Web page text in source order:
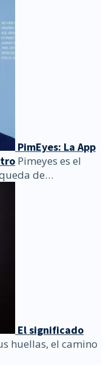
PimEyes: La App
Pimeyes es el
de…
El significado
huellas, el camino